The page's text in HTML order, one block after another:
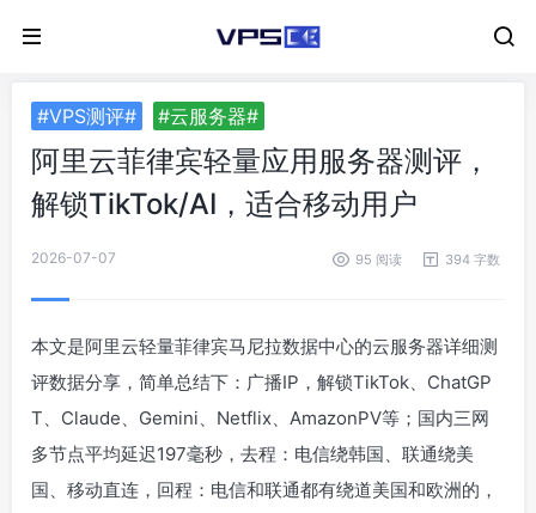
#VPS测评# #云服务器#
阿里云菲律宾轻量应用服务器测评，
解锁TikTok/AI，适合移动用户
2026-07-07 95 阅读 394 字数
本文是阿里云轻量菲律宾马尼拉数据中心的云服务器详细测
评数据分享，简单总结下：广播IP，解锁TikTok、ChatGP
T、Claude、Gemini、Netflix、AmazonPV等；国内三网
多节点平均延迟197毫秒，去程：电信绕韩国、联通绕美
国、移动直连，回程：电信和联通都有绕道美国和欧洲的，